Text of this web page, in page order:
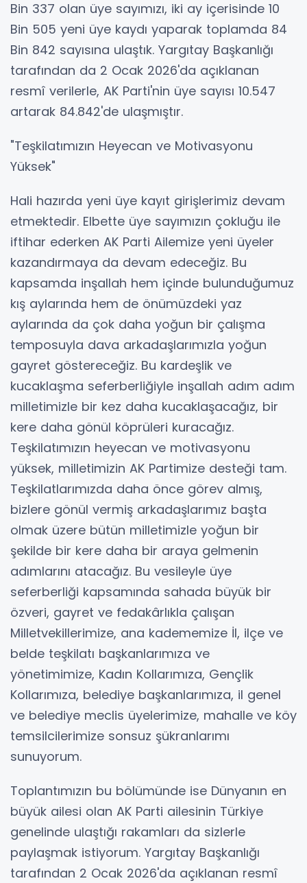
Bin 337 olan üye sayımızı, iki ay içerisinde 10
Bin 505 yeni üye kaydı yaparak toplamda 84
Bin 842 sayısına ulaştık. Yargıtay Başkanlığı
tarafından da 2 Ocak 2026'da açıklanan
resmî verilerle, AK Parti'nin üye sayısı 10.547
artarak 84.842'de ulaşmıştır.
"Teşkilatımızın Heyecan ve Motivasyonu
Yüksek"
Hali hazırda yeni üye kayıt girişlerimiz devam
etmektedir. Elbette üye sayımızın çokluğu ile
iftihar ederken AK Parti Ailemize yeni üyeler
kazandırmaya da devam edeceğiz. Bu
kapsamda inşallah hem içinde bulunduğumuz
kış aylarında hem de önümüzdeki yaz
aylarında da çok daha yoğun bir çalışma
temposuyla dava arkadaşlarımızla yoğun
gayret göstereceğiz. Bu kardeşlik ve
kucaklaşma seferberliğiyle inşallah adım adım
milletimizle bir kez daha kucaklaşacağız, bir
kere daha gönül köprüleri kuracağız.
Teşkilatımızın heyecan ve motivasyonu
yüksek, milletimizin AK Partimize desteği tam.
Teşkilatlarımızda daha önce görev almış,
bizlere gönül vermiş arkadaşlarımız başta
olmak üzere bütün milletimizle yoğun bir
şekilde bir kere daha bir araya gelmenin
adımlarını atacağız. Bu vesileyle üye
seferberliği kapsamında sahada büyük bir
özveri, gayret ve fedakârlıkla çalışan
Milletvekillerimize, ana kadememize İl, ilçe ve
belde teşkilatı başkanlarımıza ve
yönetimimize, Kadın Kollarımıza, Gençlik
Kollarımıza, belediye başkanlarımıza, il genel
ve belediye meclis üyelerimize, mahalle ve köy
temsilcilerimize sonsuz şükranlarımı
sunuyorum.
Toplantımızın bu bölümünde ise Dünyanın en
büyük ailesi olan AK Parti ailesinin Türkiye
genelinde ulaştığı rakamları da sizlerle
paylaşmak istiyorum. Yargıtay Başkanlığı
tarafından 2 Ocak 2026'da açıklanan resmî